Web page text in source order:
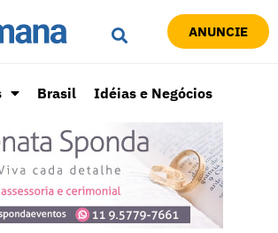
ANUNCIE
Brasil Idéias e Negócios